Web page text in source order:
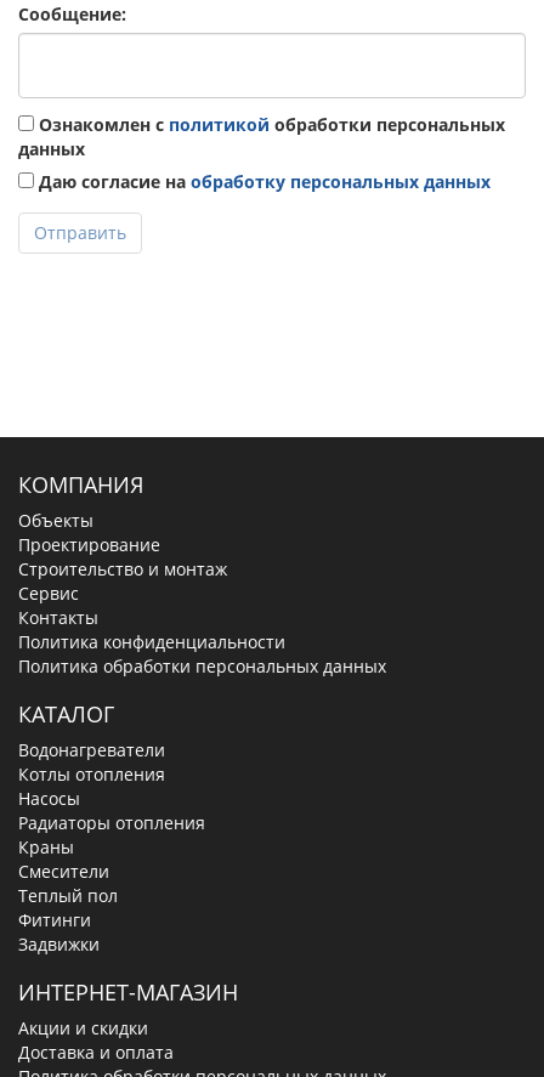
Сообщение:
Ознакомлен с политикой обработки персональных
данных
Даю согласие на обработку персональных данных
Отправить
КОМПАНИЯ
Объекты
Проектирование
Строительство и монтаж
Сервис
Контакты
Политика конфиденциальности
Политика обработки персональных данных
КАТАЛОГ
Водонагреватели
Котлы отопления
Насосы
Радиаторы отопления
Краны
Смесители
Теплый пол
Фитинги
Задвижки
ИНТЕРНЕТ-МАГАЗИН
Акции и скидки
Доставка и оплата